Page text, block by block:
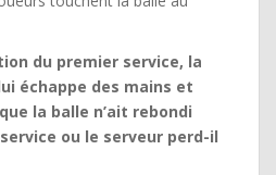
du premier service, la
échappe des mains et
la balle n’ait rebondi
ou le serveur perd-il